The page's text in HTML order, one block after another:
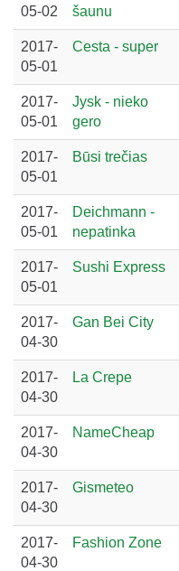
05-02
šaunu
2017-
05-01
Cesta - super
2017-
05-01
Jysk - nieko
gero
2017-
05-01
Būsi trečias
2017-
05-01
Deichmann -
nepatinka
2017-
05-01
Sushi Express
2017-
04-30
Gan Bei City
2017-
04-30
La Crepe
2017-
04-30
NameCheap
2017-
04-30
Gismeteo
2017-
04-30
Fashion Zone